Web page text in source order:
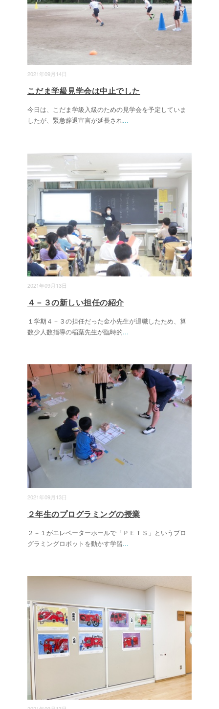
2021年09月14日
こだま学級見学会は中止でした
今日は、こだま学級入級のための見学会を予定していま
したが、緊急辞退宣言が延長され...
2021年09月13日
４－３の新しい担任の紹介
１学期４－３の担任だった金小先生が退職したため、算
数少人数指導の稲葉先生が臨時的...
2021年09月13日
２年生のプログラミングの授業
２－１がエレベーターホールで「ＰＥＴＳ」というプロ
グラミングロボットを動かす学習...